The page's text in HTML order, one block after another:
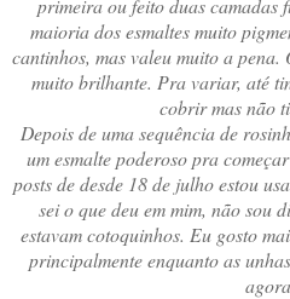
maioria dos esmaltes muito
cantinhos, mas valeu muito a
muito brilhante. Pra variar, até
cobrir mas não
Depois de uma sequência de
um esmalte poderoso pra
posts de desde 18 de julho estou
sei o que deu em mim, não sou
estavam cotoquinhos. Eu gosto
principalmente enquanto as